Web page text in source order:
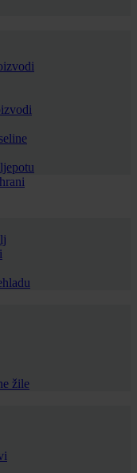
žile